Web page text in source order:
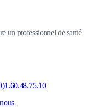
un professionnel de santé